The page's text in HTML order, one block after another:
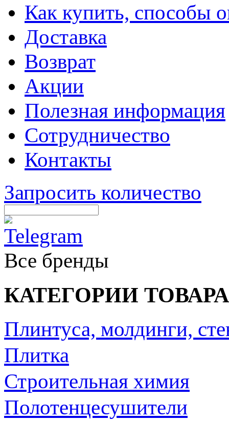
Как купить, способы
Доставка
Возврат
Акции
Полезная информация
Сотрудничество
Контакты
Запросить количество
Все бренды
КАТЕГОРИИ ТОВАРА
Плинтуса, молдинги,
Плитка
Строительная химия
Полотенцесушители